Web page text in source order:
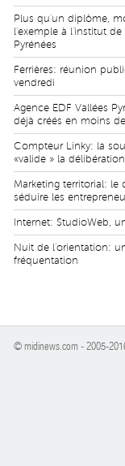
Plus qu'un diplôme,
l'exemple à l'institut
Pyrénées
Ferrières: réunion
vendredi
Agence EDF Vallées
déjà créés en moins
Compteur Linky: la
«valide » la
Marketing territorial: le
séduire les
Internet: StudioWeb,
Nuit de l'orientation:
fréquentation
© midinews.com - 2005-